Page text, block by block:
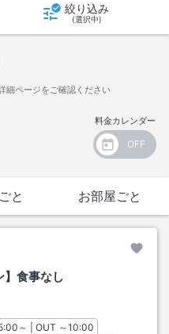
絞り込み
(選択中)
料金カレンダー
細ページをご確認ください
と お部屋ごと
】食事なし
ェックイン
～ | OUT チェックアウト
～10:00